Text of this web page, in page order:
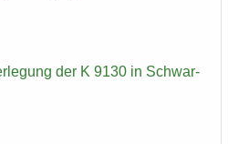
der K 9130 in Schwar­